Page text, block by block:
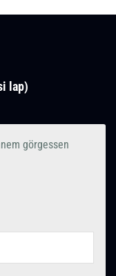
lap)
görgessen